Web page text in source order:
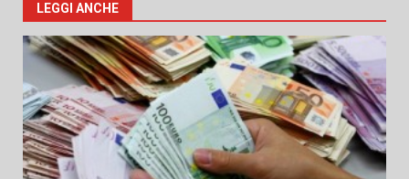
LEGGI ANCHE